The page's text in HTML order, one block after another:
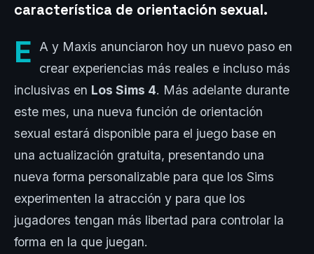
característica de orientación sexual.
E
A y Maxis anunciaron hoy un nuevo paso en
crear experiencias más reales e incluso más
inclusivas en Los Sims 4. Más adelante durante
este mes, una nueva función de orientación
sexual estará disponible para el juego base en
una actualización gratuita, presentando una
nueva forma personalizable para que los Sims
experimenten la atracción y para que los
jugadores tengan más libertad para controlar la
forma en la que juegan.